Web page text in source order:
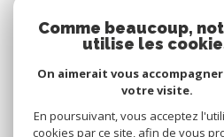
Nous
Comme beaucoup,
utilise les
On aimerait vous
votre visite.
En poursuivant, vous acceptez
cookies par ce site, afin de vous